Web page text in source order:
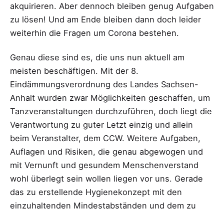
akquirieren. Aber dennoch bleiben genug Aufgaben
zu lösen! Und am Ende bleiben dann doch leider
weiterhin die Fragen um Corona bestehen.
Genau diese sind es, die uns nun aktuell am
meisten beschäftigen. Mit der 8.
Eindämmungsverordnung des Landes Sachsen-
Anhalt wurden zwar Möglichkeiten geschaffen, um
Tanzveranstaltungen durchzuführen, doch liegt die
Verantwortung zu guter Letzt einzig und allein
beim Veranstalter, dem CCW. Weitere Aufgaben,
Auflagen und Risiken, die genau abgewogen und
mit Vernunft und gesundem Menschenverstand
wohl überlegt sein wollen liegen vor uns. Gerade
das zu erstellende Hygienekonzept mit den
einzuhaltenden Mindestabständen und dem zu